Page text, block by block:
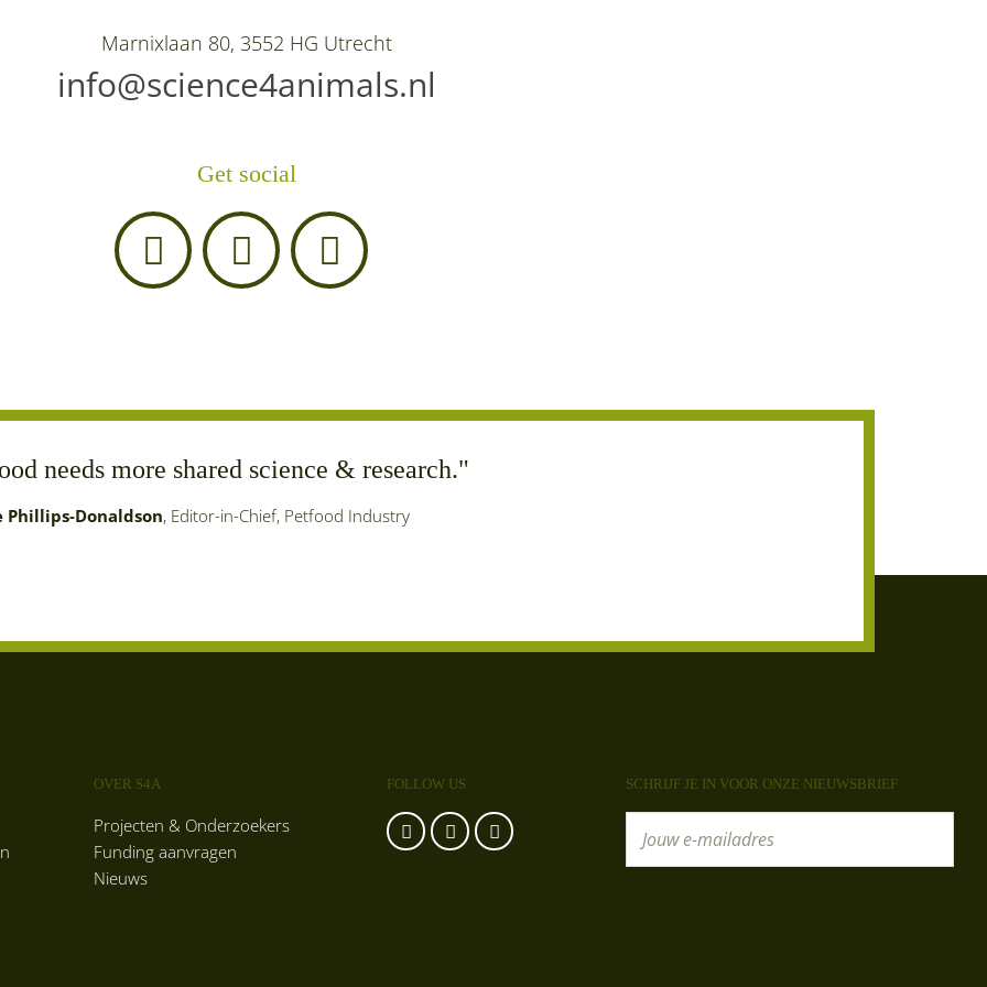
Marnixlaan 80, 3552 HG Utrecht
info@science4animals.nl
Get social
needs more shared science & research."
Phillips-Donaldson, Editor-in-Chief, Petfood Industry
OVER S4A
Projecten & Onderzoekers
Funding aanvragen
Nieuws
FOLLOW US SCHRIJF JE IN VOOR ONZE NIEUWSBRIEF